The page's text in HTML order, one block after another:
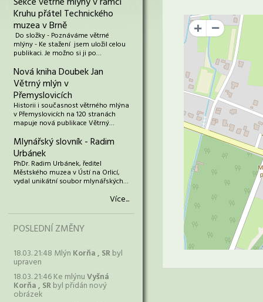
Kruhu přátel Technického
muzea v Brně
Do složky - Poznáváme větrné
mlýny - Ke stažení jsem uložil celou
publikaci. Je možno si ji po…
Nová kniha Doubek Jan
Větrný mlýn v
Přemyslovicích
Historii i současnost větrného mlýna
v Přemyslovicích na 120 stranách
mapuje nová publikace Větrný…
Mlynářský slovník - Radim
Urbánek
PhDr. Radim Urbánek, ředitel
Městského muzea v Ústí na Orlicí,
vydal unikátní soubor mlynářských…
Více...
POSLEDNÍ ZMĚNY
18.03. 21:48 Mlýn Korňa , SRbyl
upraven
18.03. 21:46 Ke mlýnuVyšná
Korňa , SRbyl přidán nový
obrázek
+